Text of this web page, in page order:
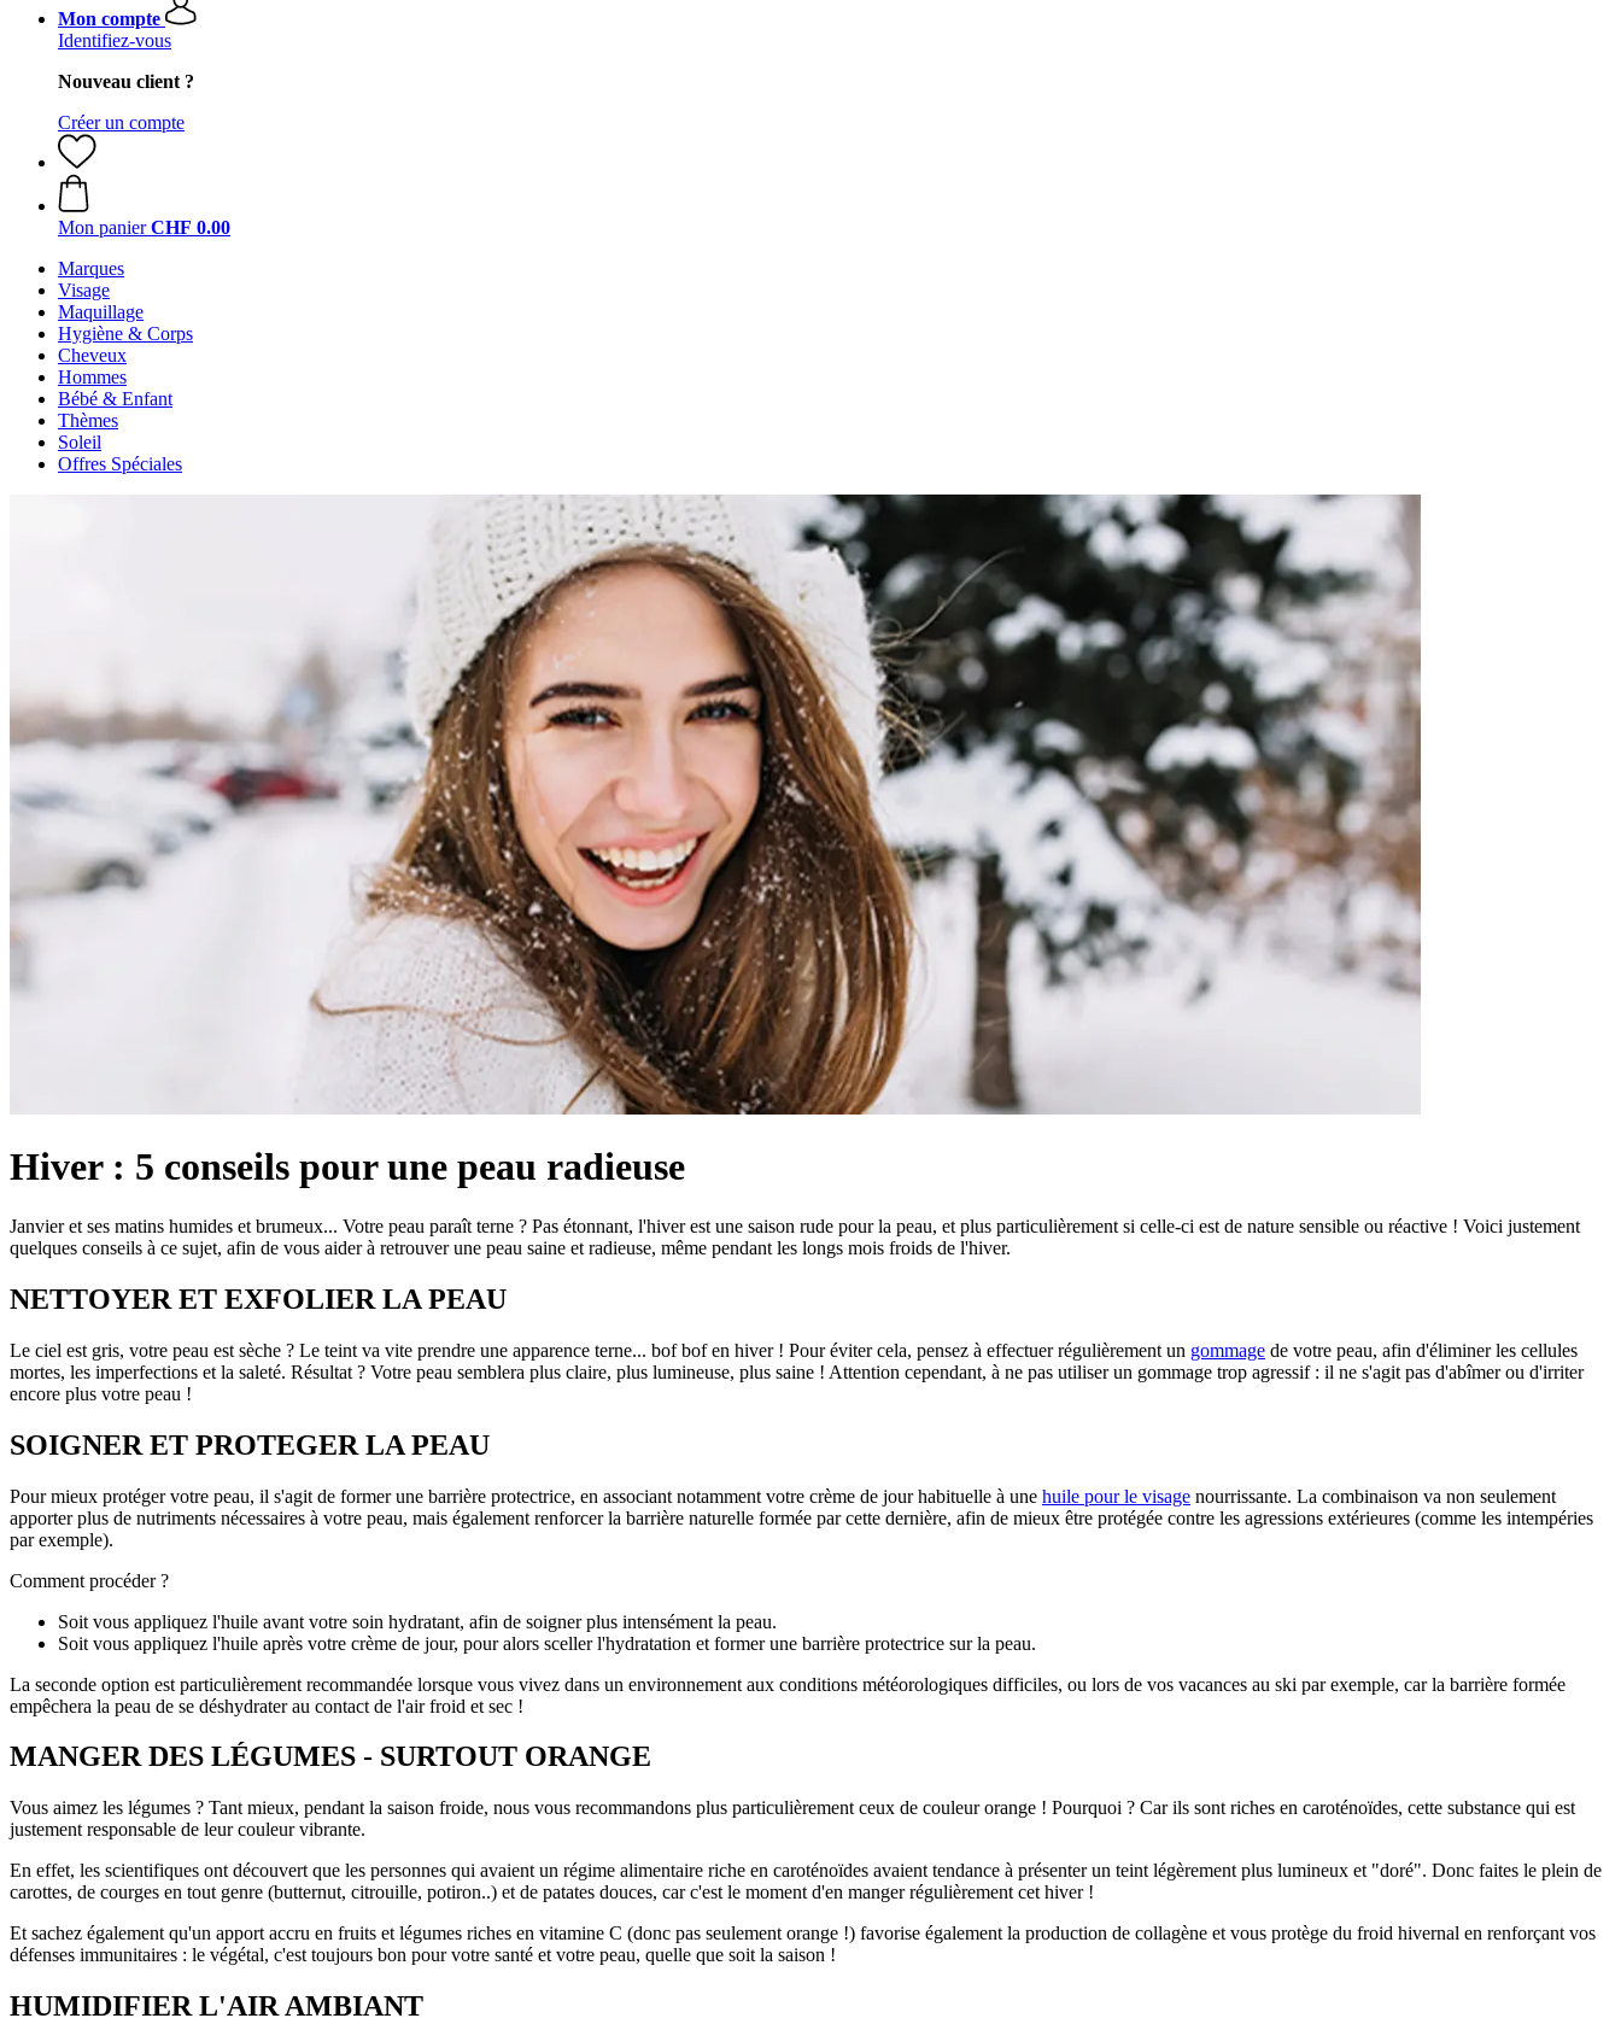
Mon compte
Identifiez-vous
Nouveau client ?
Créer un compte
Mon panier CHF 0.00
Marques
Visage
Maquillage
Hygiène & Corps
Cheveux
Hommes
Bébé & Enfant
Thèmes
Soleil
Offres Spéciales
Hiver : 5 conseils pour une peau radieuse
Janvier et ses matins humides et brumeux... Votre peau paraît terne ? Pas étonnant, l'hiver est une saison rude pour la peau, et plus particulièrement si celle-ci est de nature sensible ou réactive ! Voici justement
quelques conseils à ce sujet, afin de vous aider à retrouver une peau saine et radieuse, même pendant les longs mois froids de l'hiver.
NETTOYER ET EXFOLIER LA PEAU
Le ciel est gris, votre peau est sèche ? Le teint va vite prendre une apparence terne... bof bof en hiver ! Pour éviter cela, pensez à effectuer régulièrement un gommage de votre peau, afin d'éliminer les cellules
mortes, les imperfections et la saleté. Résultat ? Votre peau semblera plus claire, plus lumineuse, plus saine ! Attention cependant, à ne pas utiliser un gommage trop agressif : il ne s'agit pas d'abîmer ou d'irriter
encore plus votre peau !
SOIGNER ET PROTEGER LA PEAU
Pour mieux protéger votre peau, il s'agit de former une barrière protectrice, en associant notamment votre crème de jour habituelle à une huile pour le visage nourrissante. La combinaison va non seulement
apporter plus de nutriments nécessaires à votre peau, mais également renforcer la barrière naturelle formée par cette dernière, afin de mieux être protégée contre les agressions extérieures (comme les intempéries
par exemple).
Comment procéder ?
Soit vous appliquez l'huile avant votre soin hydratant, afin de soigner plus intensément la peau.
Soit vous appliquez l'huile après votre crème de jour, pour alors sceller l'hydratation et former une barrière protectrice sur la peau.
La seconde option est particulièrement recommandée lorsque vous vivez dans un environnement aux conditions météorologiques difficiles, ou lors de vos vacances au ski par exemple, car la barrière formée
empêchera la peau de se déshydrater au contact de l'air froid et sec !
MANGER DES LÉGUMES - SURTOUT ORANGE
Vous aimez les légumes ? Tant mieux, pendant la saison froide, nous vous recommandons plus particulièrement ceux de couleur orange ! Pourquoi ? Car ils sont riches en caroténoïdes, cette substance qui est
justement responsable de leur couleur vibrante.
En effet, les scientifiques ont découvert que les personnes qui avaient un régime alimentaire riche en caroténoïdes avaient tendance à présenter un teint légèrement plus lumineux et "doré". Donc faites le plein de
carottes, de courges en tout genre (butternut, citrouille, potiron..) et de patates douces, car c'est le moment d'en manger régulièrement cet hiver !
Et sachez également qu'un apport accru en fruits et légumes riches en vitamine C (donc pas seulement orange !) favorise également la production de collagène et vous protège du froid hivernal en renforçant vos
défenses immunitaires : le végétal, c'est toujours bon pour votre santé et votre peau, quelle que soit la saison !
HUMIDIFIER L'AIR AMBIANT